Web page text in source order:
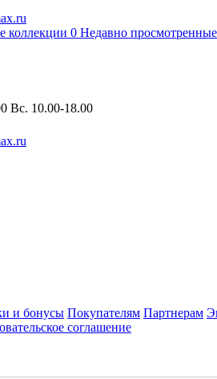
коллекции 0 Недавно просмотренные
Вс. 10.00-18.00
и бонусы Покупателям Партнерам
соглашение